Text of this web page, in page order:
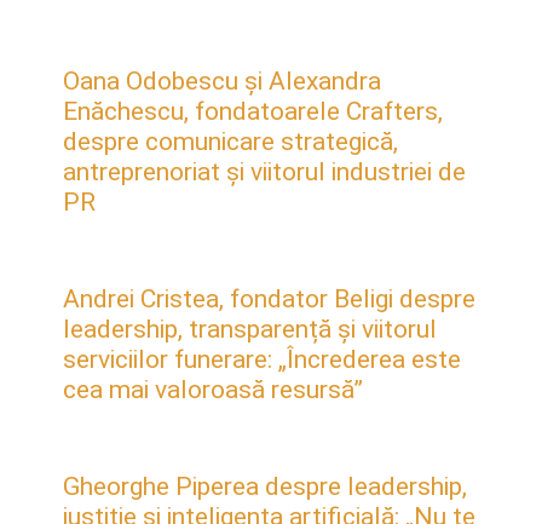
Oana Odobescu și Alexandra
Enăchescu, fondatoarele Crafters,
despre comunicare strategică,
antreprenoriat și viitorul industriei de
PR
Andrei Cristea, fondator Beligi despre
leadership, transparență și viitorul
serviciilor funerare: „Încrederea este
cea mai valoroasă resursă”
Gheorghe Piperea despre leadership,
justiție și inteligența artificială: „Nu te